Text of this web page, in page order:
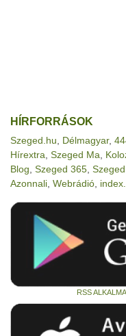
HÍRFORRÁSOK
Szeged.hu Délmagyar,
Hírextra Szeged Ma
Blog Szeged 365
Azonnali Webrádió
RSS